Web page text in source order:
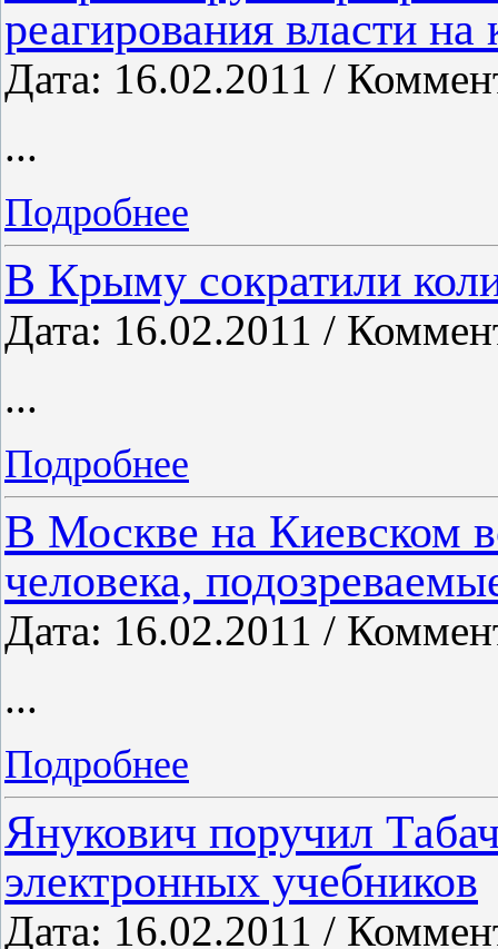
реагирования власти
Дата: 16.02.2011 /
...
Подробнее
В Крыму сократили
Дата: 16.02.2011 /
...
Подробнее
В Москве на Киевском
человека,
Дата: 16.02.2011 /
...
Подробнее
Янукович поручил
электронных учебников
Дата: 16.02.2011 /